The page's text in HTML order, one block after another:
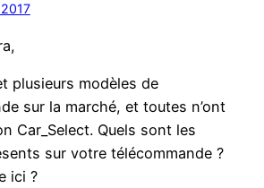
plusieurs modèles de
sur la marché, et toutes n’ont
Car_Select. Quels sont les
sur votre télécommande ?
ici ?